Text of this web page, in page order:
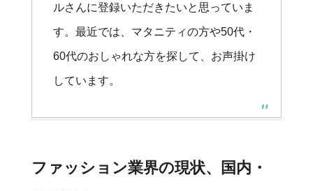
ルさんに登録いただきたいと思っていま
す。最近では、マタニティの方や50代・
60代のおしゃれな方を探して、お声掛け
しています。
ファッション業界の現状、国内・